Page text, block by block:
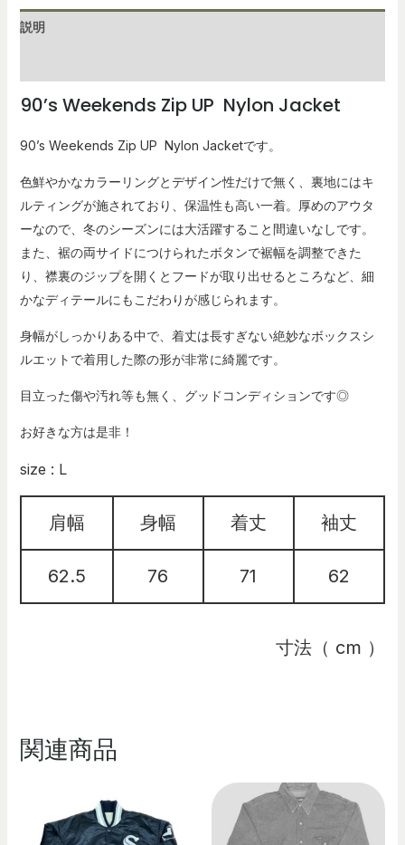
説明
90’s Weekends Zip UP Nylon Jacket
90’s Weekends Zip UP Nylon Jacketです。
色鮮やかなカラーリングとデザイン性だけで無く、裏地にはキ
ルティングが施されており、保温性も高い一着。厚めのアウタ
ーなので、冬のシーズンには大活躍すること間違いなしです。
また、裾の両サイドにつけられたボタンで裾幅を調整できた
り、襟裏のジップを開くとフードが取り出せるところなど、細
かなディテールにもこだわりが感じられます。
身幅がしっかりある中で、着丈は長すぎない絶妙なボックスシ
ルエットで着用した際の形が非常に綺麗です。
目立った傷や汚れ等も無く、グッドコンディションです◎
お好きな方は是非！
size : L
肩幅 身幅 着丈 袖丈
62.5 76 71 62
寸法（ cm ）
関連商品